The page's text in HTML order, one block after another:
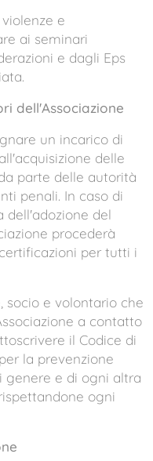
e
ai seminari
e dagli Eps
dell'Associazione
un incarico di
delle
parte delle autorità
penali. In caso di
dell'adozione del
procederà
per tutti i
socio e volontario che
a contatto
il Codice di
la prevenzione
genere e di ogni altra
ogni